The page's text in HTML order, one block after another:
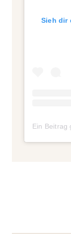
Sieh dir